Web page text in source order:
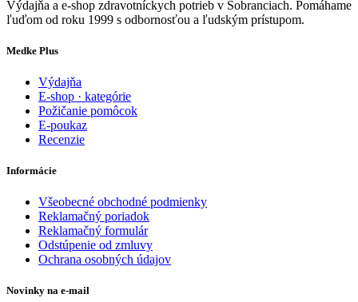
Výdajňa a e-shop zdravotníckych potrieb v Sobranciach. Pomáhame
ľuďom od roku 1999 s odbornosťou a ľudským prístupom.
Medke Plus
Výdajňa
E-shop · kategórie
Požičanie pomôcok
E-poukaz
Recenzie
Informácie
Všeobecné obchodné podmienky
Reklamačný poriadok
Reklamačný formulár
Odstúpenie od zmluvy
Ochrana osobných údajov
Novinky na e-mail